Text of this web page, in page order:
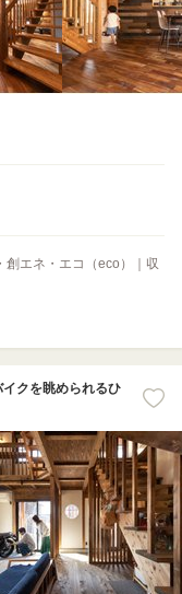
創エネ・エコ（eco）｜収
イクを眺められるひ